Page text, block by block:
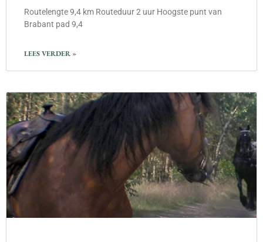
Routelengte 9,4 km Routeduur 2 uur Hoogste punt van
Brabant pad 9,4
LEES VERDER »